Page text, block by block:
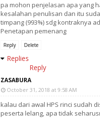
pa mohon penjelasan apa yang
kesalahan penulisan dan itu
timpang (993%) sdg kontraknya
Penetapan pemenang
Reply Delete
Replies
Reply
ZASABURA
October 31, 2018 at 9:58 AM
kalau dari awal HPS rinci sudah
peserta lelang, apa tidak